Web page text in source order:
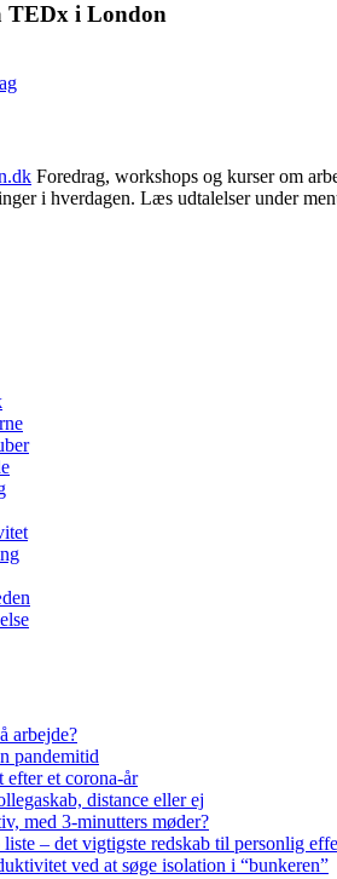
TEDx i London
Foredrag, workshops og kurser om
i hverdagen. Læs udtalelser under
arbejde?
pandemitid
efter et corona-år
distance eller ej
med 3-minutters møder?
– det vigtigste redskab til personlig
ved at søge isolation i “bunkeren”